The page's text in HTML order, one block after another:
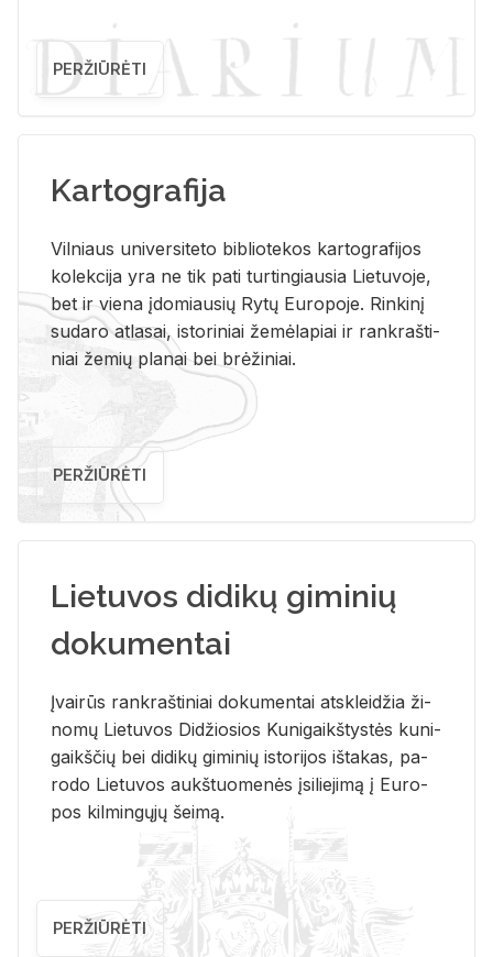
PERŽIŪRĖTI
Kartografija
Vil­niaus uni­ver­si­te­to bi­b­lio­te­kos kar­to­gra­fi­jos
ko­lek­ci­ja yra ne tik pati tur­tin­giau­sia Lie­tu­vo­je,
bet ir vie­na įdo­miau­sių Rytų Eu­ro­po­je. Rin­ki­nį
su­da­ro at­la­sai, is­to­ri­niai že­mė­la­piai ir rank­raš­ti­
niai že­mių pla­nai bei brė­ži­niai.
PERŽIŪRĖTI
Lietuvos didikų giminių
dokumentai
Įvai­rūs rank­raš­ti­niai do­ku­men­tai at­sklei­džia ži­
no­mų Lie­tu­vos Di­džio­sios Ku­ni­gaikš­tys­tės ku­ni­
gaikš­čių bei di­di­kų gi­mi­nių is­to­ri­jos iš­ta­kas, pa­
ro­do Lie­tu­vos aukš­tuo­me­nės įsi­lie­ji­mą į Eu­ro­
pos kil­min­gų­jų šei­mą.
PERŽIŪRĖTI